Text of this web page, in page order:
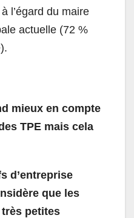
l’égard du maire
actuelle (72 %
mieux en compte
TPE mais cela
d’entreprise
que les
petites